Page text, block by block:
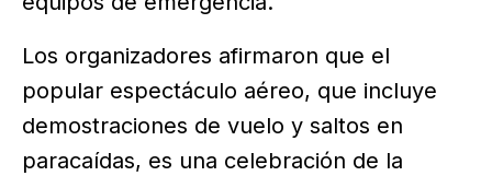
Los organizadores afirmaron que el
popular espectáculo aéreo, que incluye
demostraciones de vuelo y saltos en
paracaídas, es una celebración de la